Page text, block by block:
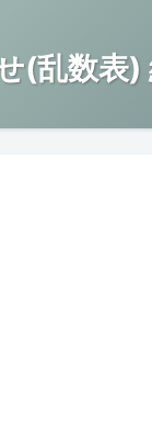
(乱数表